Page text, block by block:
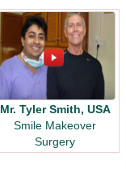
Mr. Tyler Smith, USA
Smile Makeover
Surgery